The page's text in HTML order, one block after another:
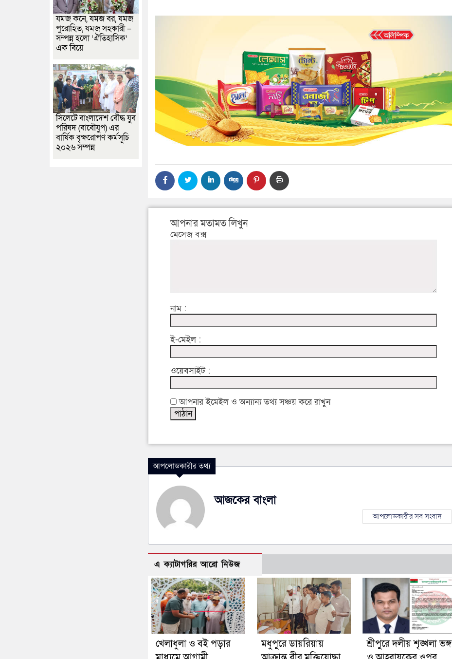
আপনার মতামত লিখুন
মেসেজ বক্স
নাম :
ই-মেইল :
ওয়েবসাইট :
আপনার ইমেইল ও অন্যান্য তথ্য সঞ্চয় করে রাখুন
আপলোডকারীর তথ্য
আজকের বাংলা
আপলোডকারীর সব সংবাদ
এ ক্যাটাগরির আরো নিউজ
খেলাধুলা ও বই পড়ার
মধুপুরে ডায়রিয়ায়
শ্রীপুরে দলীয় শৃঙ্খলা ভঙ্গ
যমজ কনে, যমজ বর, যমজ
পুরোহিত, যমজ সহকারী –
সম্পন্ন হলো ‘ঐতিহাসিক’
এক বিয়ে
সিলেটে বাংলাদেশ বৌদ্ধ যুব
পরিষদ (বাবৌযুপ) এর
বার্ষিক বৃক্ষরোপণ কর্মসূচি
২০২৬ সম্পন্ন